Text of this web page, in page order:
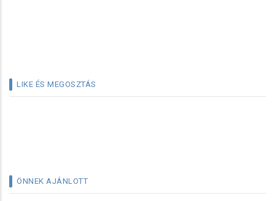
LIKE ÉS MEGOSZTÁS
ÖNNEK AJÁNLOTT